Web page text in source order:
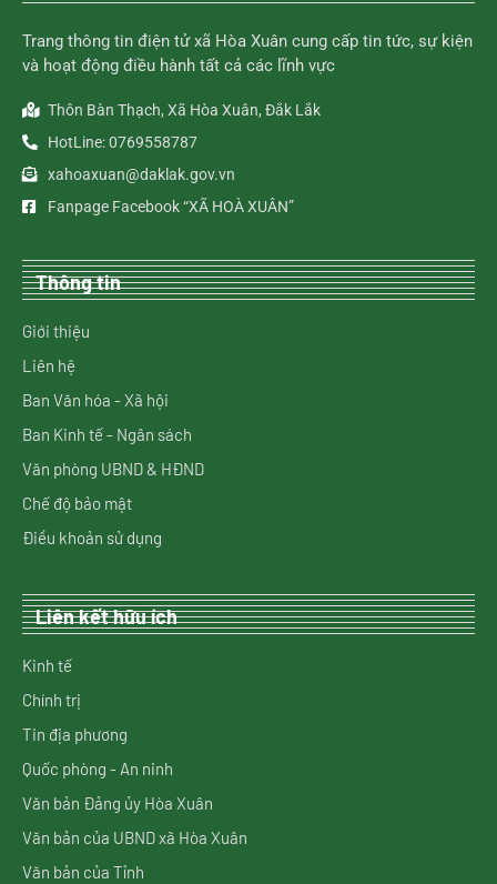
Trang thông tin điện tử xã Hòa Xuân cung cấp tin tức, sự kiện
và hoạt động điều hành tất cả các lĩnh vực
Thôn Bàn Thạch, Xã Hòa Xuân, Đắk Lắk
HotLine: 0769558787
xahoaxuan@daklak.gov.vn
Fanpage Facebook “XÃ HOÀ XUÂN”
Thông tin
Giới thiệu
Liên hệ
Ban Văn hóa - Xã hội
Ban Kinh tế - Ngân sách
Văn phòng UBND & HĐND
Chế độ bảo mật
Điều khoản sử dụng
Liên kết hữu ích
Kinh tế
Chính trị
Tin địa phương
Quốc phòng - An ninh
Văn bản Đảng ủy Hòa Xuân
Văn bản của UBND xã Hòa Xuân
Văn bản của Tỉnh